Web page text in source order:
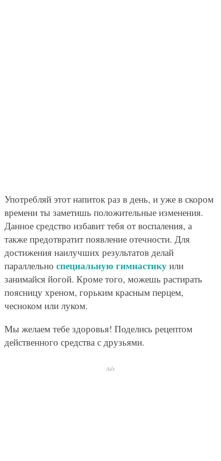
Употребляй этот напиток раз в день, и уже в скором
времени ты заметишь положительные изменения.
Данное средство избавит тебя от воспаления, а
также предотвратит появление отечности. Для
достижения наилучших результатов делай
параллельно специальную гимнастикуили
занимайся йогой. Кроме того, можешь растирать
поясницу хреном, горьким красным перцем,
чесноком или луком.
Мы желаем тебе здоровья! Поделись рецептом
действенного средства с друзьями.
Ads